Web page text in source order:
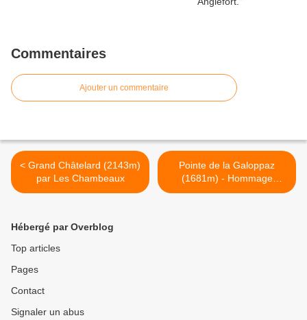
Commentaires
Ajouter un commentaire
< Grand Châtelard (2143m)
par Les Chambeaux
Pointe de la Galoppaz
(1681m) - Hommage
spécial pour la 117 ème
Hébergé par Overblog
Top articles
Pages
Contact
Signaler un abus